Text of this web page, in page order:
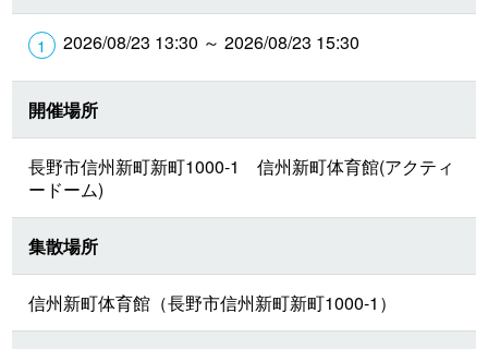
2026/08/23 13:30 ～ 2026/08/23 15:30
開催場所
長野市信州新町新町1000-1 信州新町体育館(アクティ
ードーム)
集散場所
信州新町体育館（長野市信州新町新町1000-1）